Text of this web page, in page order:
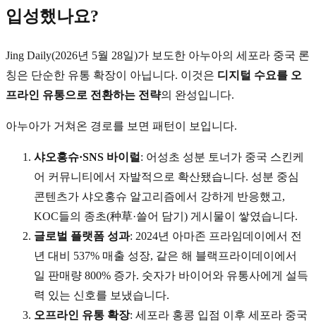
입성했나요?
Jing Daily(2026년 5월 28일)가 보도한 아누아의 세포라 중국 론
칭은 단순한 유통 확장이 아닙니다. 이것은 디지털 수요를 오
프라인 유통으로 전환하는 전략의 완성입니다.
아누아가 거쳐온 경로를 보면 패턴이 보입니다.
샤오홍슈·SNS 바이럴 : 어성초 성분 토너가 중국 스킨케
어 커뮤니티에서 자발적으로 확산됐습니다. 성분 중심
콘텐츠가 샤오홍슈 알고리즘에서 강하게 반응했고,
KOC들의 종초(种草·쓸어 담기) 게시물이 쌓였습니다.
글로벌 플랫폼 성과: 2024년 아마존 프라임데이에서 전
년 대비 537% 매출 성장, 같은 해 블랙프라이데이에서
일 판매량 800% 증가. 숫자가 바이어와 유통사에게 설득
력 있는 신호를 보냈습니다.
오프라인 유통 확장: 세포라 홍콩 입점 이후 세포라 중국